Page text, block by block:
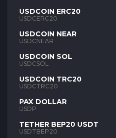
USDCOIN ERC20
USDCERC20
USDCOIN NEAR
USDCNEAR
USDCOIN SOL
USDCSOL
USDCOIN TRC20
USDCTRC20
PAX DOLLAR
USDP
TETHER BEP20 USDT
USDTBEP20